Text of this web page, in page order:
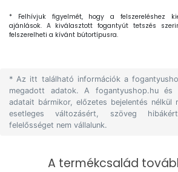
* Felhívjuk figyelmét, hogy a felszereléshez
ajánlások. A kiválasztott fogantyút tetszés
felszerelheti a kívánt bútortípusra.
* Az itt található információk a
megadott adatok. A fogantyushop.hu
adatait bármikor, előzetes bejelentés nélkül
esetleges változásért, szöveg
felelősséget nem vállalunk.
A termékcsalád